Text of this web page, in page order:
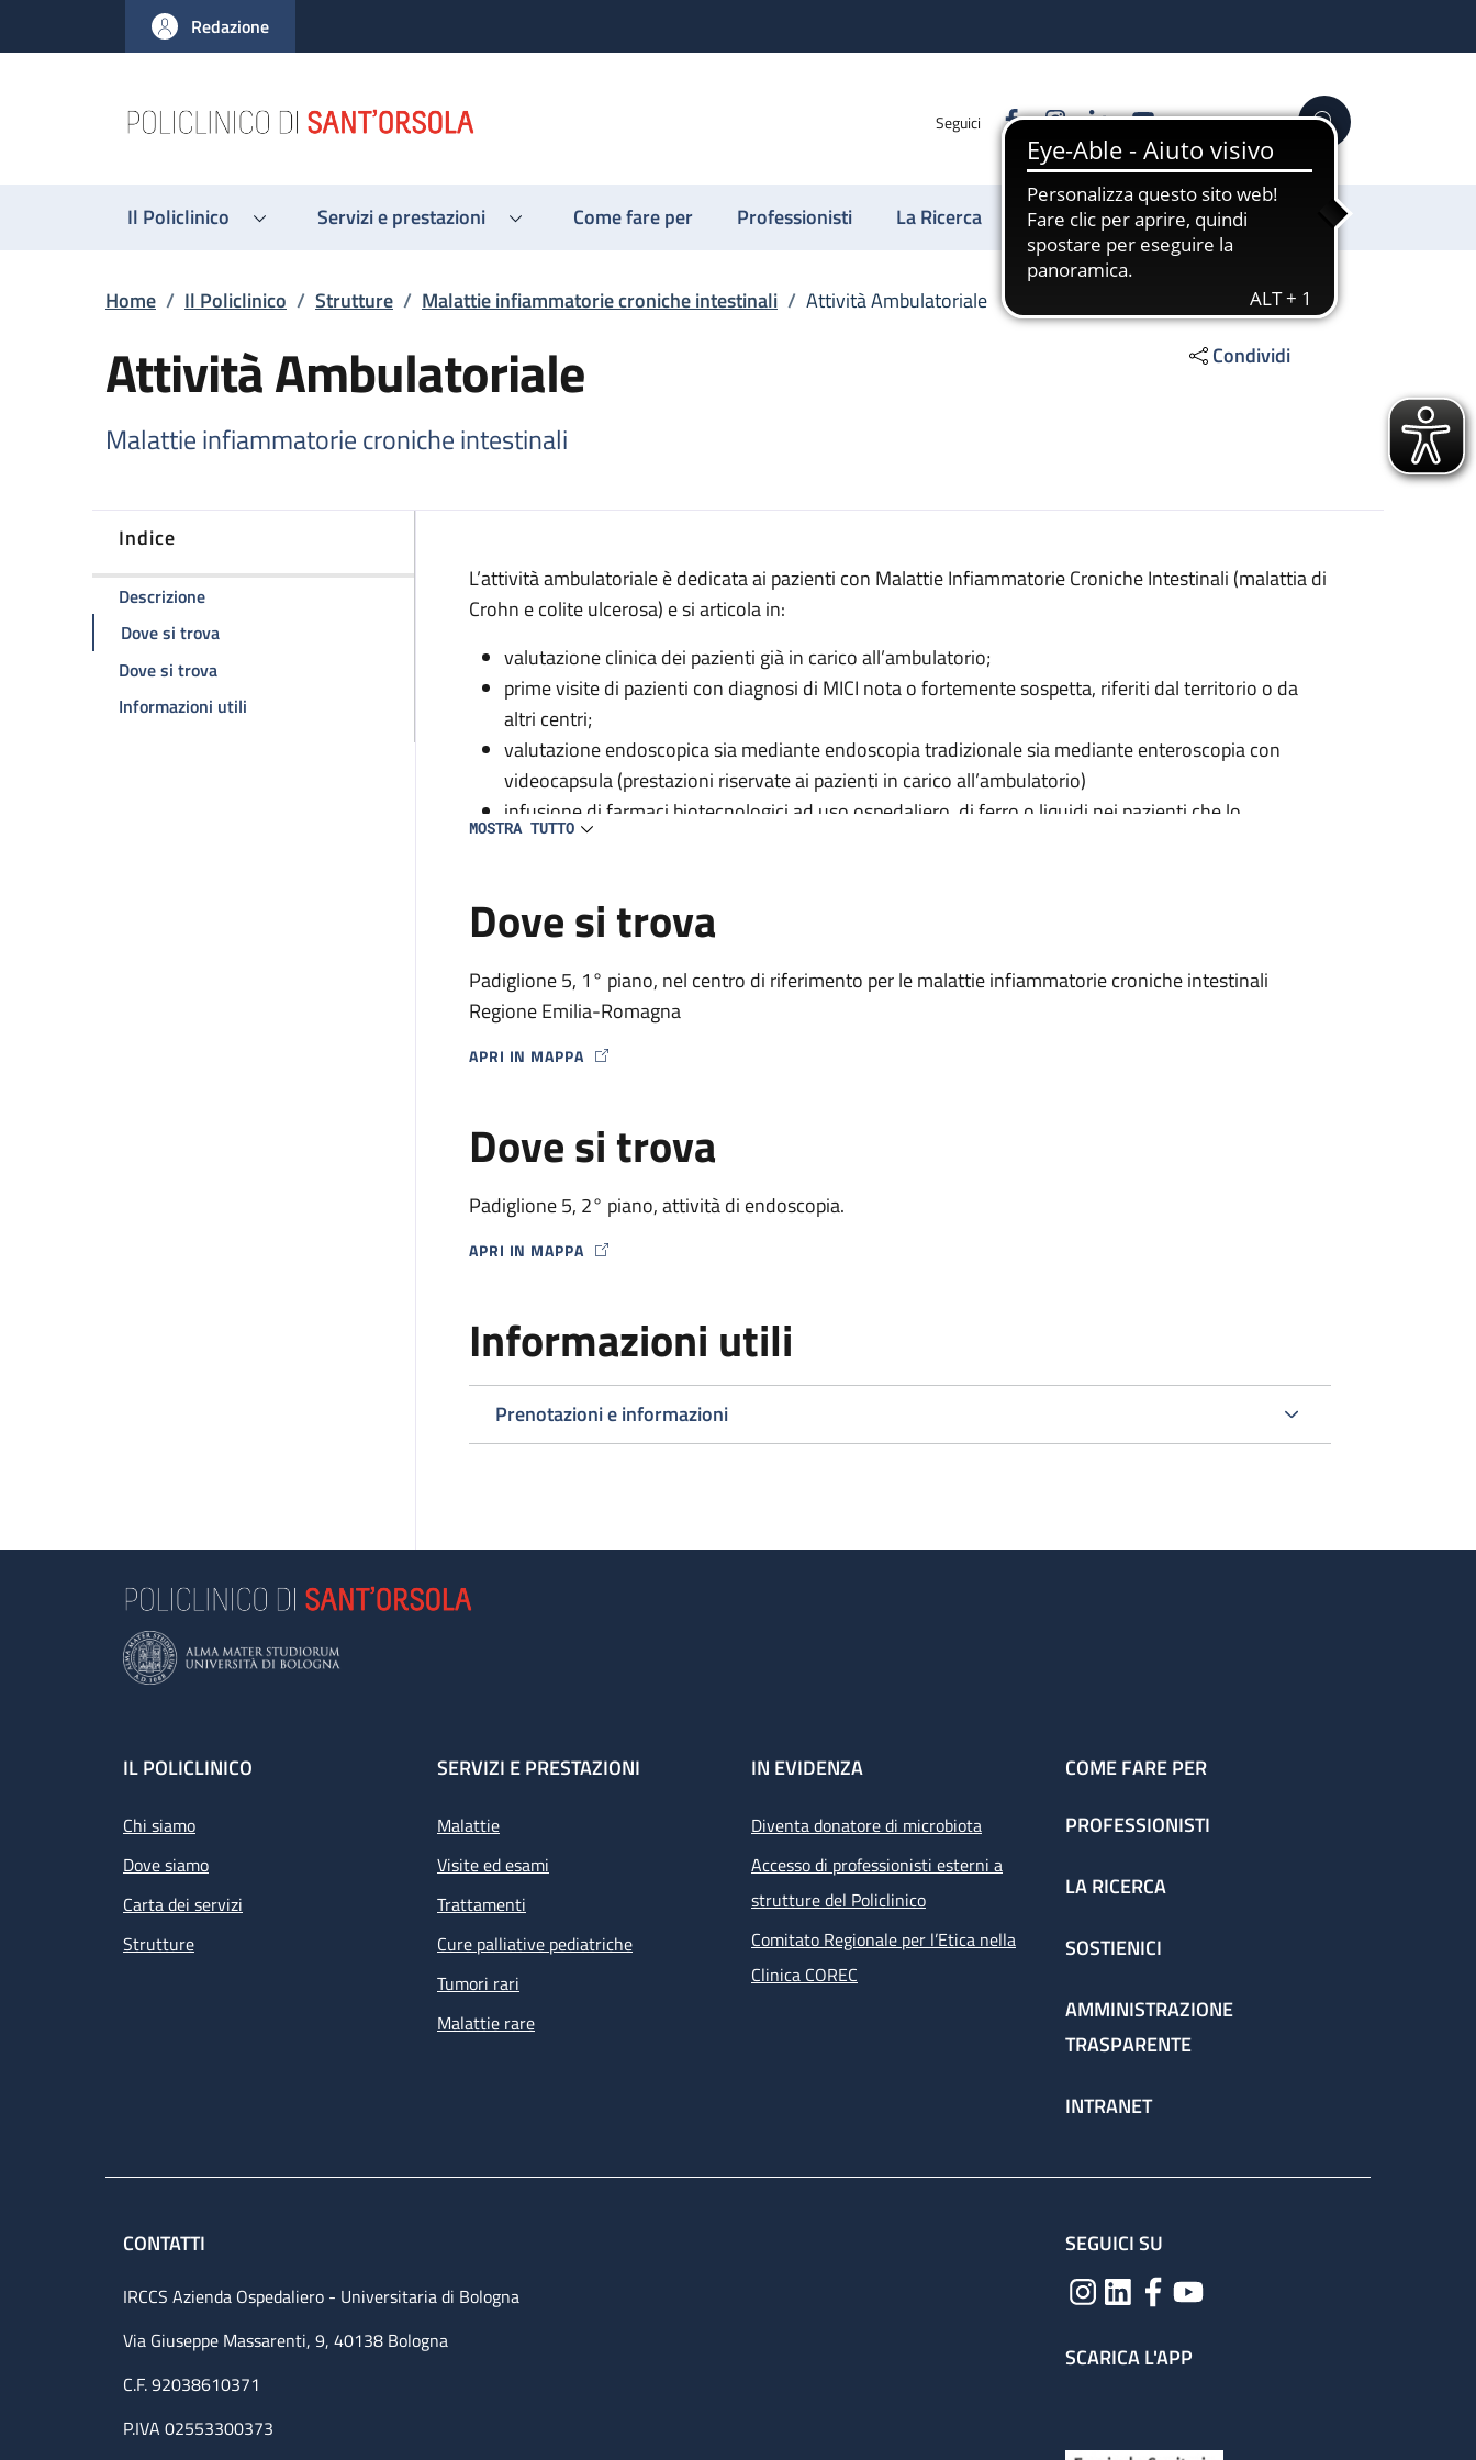
al contenuto principale
to footer content
Redazione
Seguici FacebookInstagram
LinkedinYouTube Cerca
Il Policlinico Servizi e prestazioni Come fare per Professionisti La Ricerca Sostienici
Briciole di pane
Home / Il Policlinico / Strutture / Malattie infiammatorie croniche intestinali / Attività Ambulatoriale
Attività Ambulatoriale
Malattie infiammatorie croniche intestinali
Condividi
Indice
Descrizionedella pagina Attività Ambulatoriale
Dove si trovadella pagina Attività Ambulatoriale
Dove si trovadella pagina Attività Ambulatoriale
Informazioni utili della pagina Attività Ambulatoriale
Descrizione
L’attività ambulatoriale è dedicata ai pazienti con Malattie Infiammatorie Croniche Intestinali (malattia di
Crohn e colite ulcerosa) e si articola in:
valutazione clinica dei pazienti già in carico all’ambulatorio;
prime visite di pazienti con diagnosi di MICI nota o fortemente sospetta, riferiti dal territorio o da
altri centri;
valutazione endoscopica sia mediante endoscopia tradizionale sia mediante enteroscopia con
videocapsula (prestazioni riservate ai pazienti in carico all’ambulatorio)
infusione di farmaci biotecnologici ad uso ospedaliero, di ferro o liquidi nei pazienti che lo
necessitano e su indicazione dei medici del centro.
MOSTRA TUTTO
Dove si trova
Padiglione 5, 1° piano, nel centro di riferimento per le malattie infiammatorie croniche intestinali
Regione Emilia-Romagna
APRI IN MAPPA
MAP ICON
Dove si trova
Padiglione 5, 2° piano, attività di endoscopia.
APRI IN MAPPA
MAP ICON
Informazioni utili
Prenotazioni e informazioni
Footer
IL POLICLINICO
Chi siamo
Dove siamo
Carta dei servizi
Strutture
SERVIZI E PRESTAZIONI
Malattie
Visite ed esami
Trattamenti
Cure palliative pediatriche
Tumori rari
Malattie rare
IN EVIDENZA
Diventa donatore di microbiota
Accesso di professionisti esterni a
strutture del Policlinico
Comitato Regionale per l’Etica nella
Clinica COREC
COME FARE PER
PROFESSIONISTI
LA RICERCA
SOSTIENICI
AMMINISTRAZIONE
TRASPARENTE
INTRANET
CONTATTI
IRCCS Azienda Ospedaliero - Universitaria di Bologna
Via Giuseppe Massarenti, 9, 40138 Bologna
C.F. 92038610371
P.IVA 02553300373
SEGUICI SU
SCARICA L'APP